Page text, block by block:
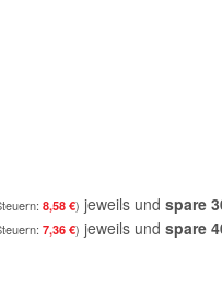
8,58 € jeweils und spare
7,36 € jeweils und spare